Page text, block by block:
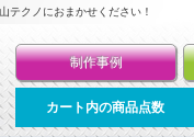
テクノにおまかせください！
制作事例
カート内の商品点数